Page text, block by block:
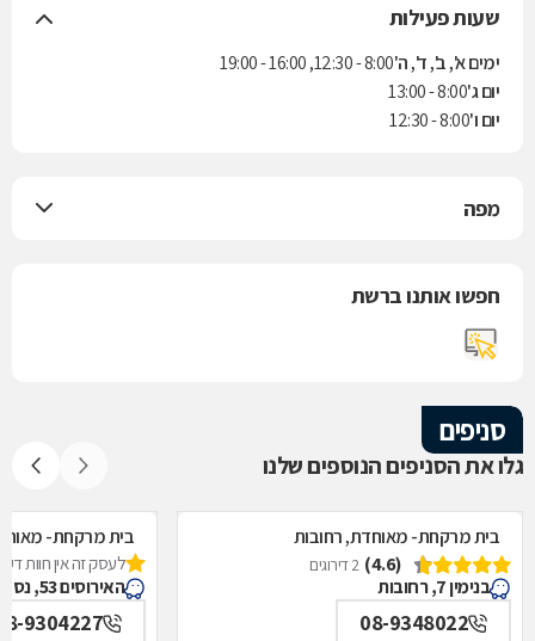
שעות פעילות
ימים א', ב', ד', ה'8:00 - 12:30, 16:00 - 19:00
יום ג'8:00 - 13:00
יום ו'8:00 - 12:30
מפה
חפשו אותנו ברשת
סניפים
גלו את הסניפים הנוספים שלנו
בית מרקחת- מאוחדת, רחובות
(4.6)
2 דירוגים
בנימין 7, רחובות
08-9348022
בית מרקחת-
לעסק זה אין חוות
האירוסים 53, נס ציונה
9304227